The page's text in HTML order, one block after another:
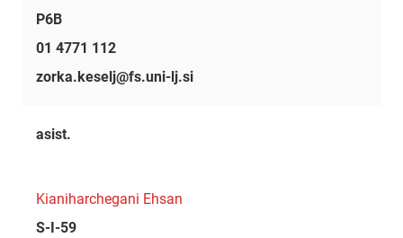
P6B
01 4771 112
zorka.keselj@fs.uni-lj.si
asist.
Kianiharchegani Ehsan
S-I-59